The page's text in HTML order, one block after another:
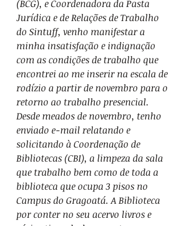
(BCG), e Coordenadora da Pasta
Jurídica e de Relações de Trabalho
do Sintuff, venho manifestar a
minha insatisfação e indignação
com as condições de trabalho que
encontrei ao me inserir na escala de
rodízio a partir de novembro para o
retorno ao trabalho presencial.
Desde meados de novembro, tenho
enviado e-mail relatando e
solicitando à Coordenação de
Bibliotecas (CBI), a limpeza da sala
que trabalho bem como de toda a
biblioteca que ocupa 3 pisos no
Campus do Gragoatá. A Biblioteca
por conter no seu acervo livros e